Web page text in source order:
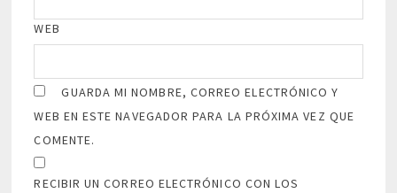
WEB
GUARDA MI NOMBRE, CORREO ELECTRÓNICO Y
WEB EN ESTE NAVEGADOR PARA LA PRÓXIMA VEZ QUE
COMENTE.
RECIBIR UN CORREO ELECTRÓNICO CON LOS